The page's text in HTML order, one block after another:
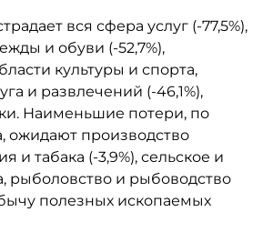
вся сфера услуг (-77,5%),
и обуви (-52,7%),
культуры и спорта,
и развлечений (-46,1%),
Наименьшие потери, по
ожидают производство
и табака (-3,9%), сельское и
рыболовство и рыбоводство
полезных ископаемых